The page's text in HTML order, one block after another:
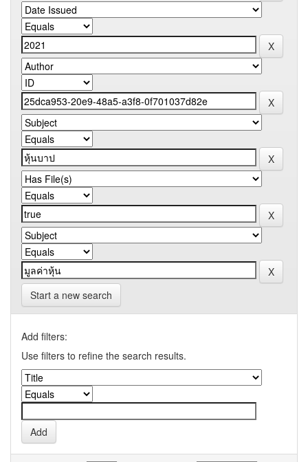
Start a new search
Add filters:
Use filters to refine the search results.